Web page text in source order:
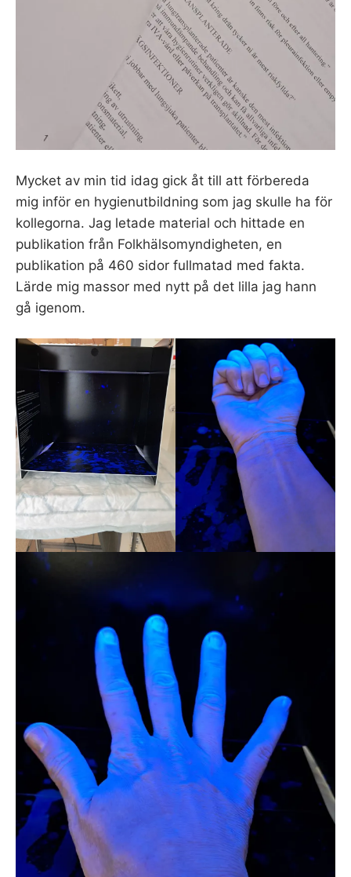
Mycket av min tid idag gick åt till att förbereda
mig inför en hygienutbildning som jag skulle ha för
kollegorna. Jag letade material och hittade en
publikation från Folkhälsomyndigheten, en
publikation på 460 sidor fullmatad med fakta.
Lärde mig massor med nytt på det lilla jag hann
gå igenom.